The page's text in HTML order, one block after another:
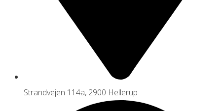
Strandvejen 114a, 2900 Hellerup